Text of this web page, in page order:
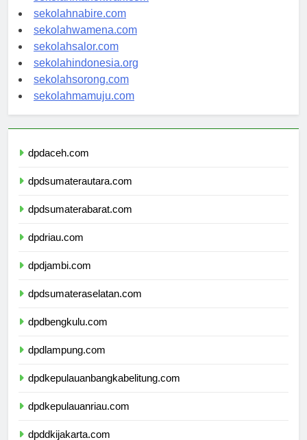
sekolahmanokwari.com
sekolahnabire.com
sekolahwamena.com
sekolahsalor.com
sekolahindonesia.org
sekolahsorong.com